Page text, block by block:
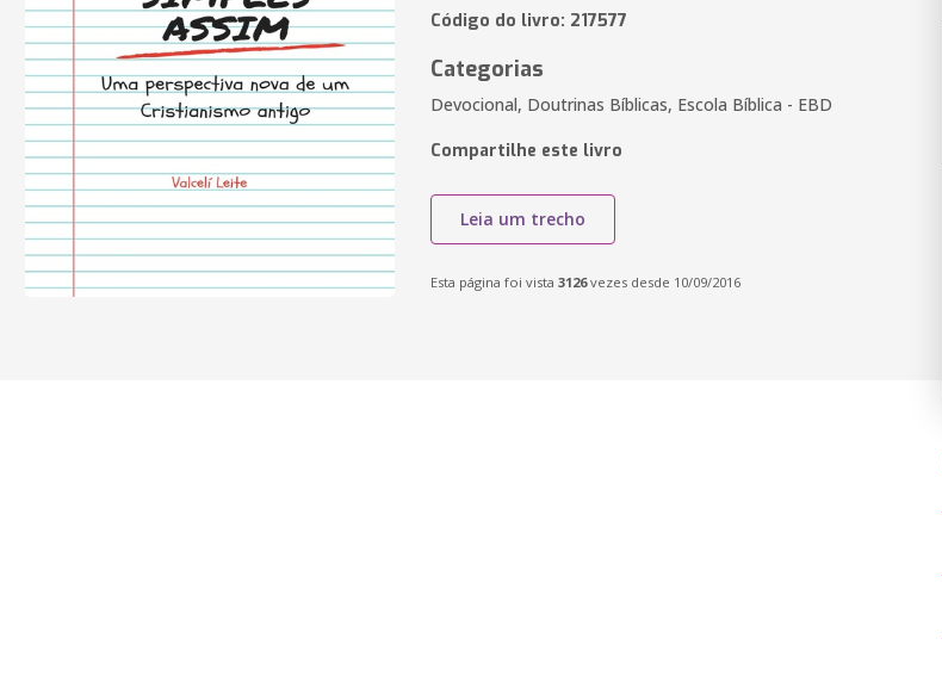
Código do livro: 217577
Categorias
Devocional, Doutrinas Bíblicas, Escola Bíblica - EBD
Compartilhe este livro
Leia um trecho
Esta página foi vista 3126vezes desde 10/09/2016